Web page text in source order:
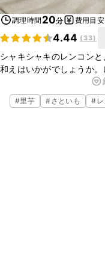
調理時間 20分 費用目安
4.44 ( 33)
シャキシャキのレンコン
和えはいかがでしょうか
で、忙しい日やあともう
作ってみてくださいね。
#里芋 #さといも #